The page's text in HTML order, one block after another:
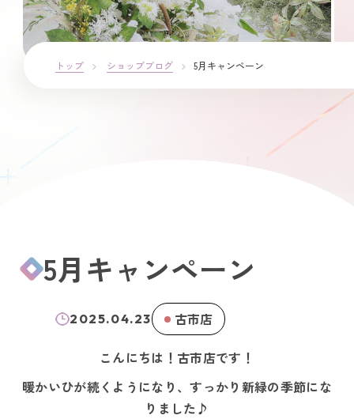
トップ ショップブログ 5月キャンペーン
5月キャンペーン
2025.04.23 古市店
こんにちは！古市店です！
暖かいひが続くようになり、すっかり新緑の季節にな
りました♪